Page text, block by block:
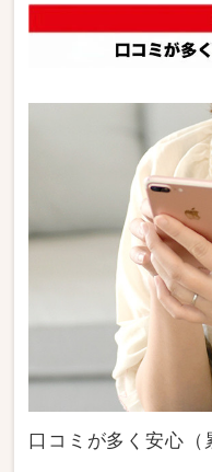
口コミが多く安心（